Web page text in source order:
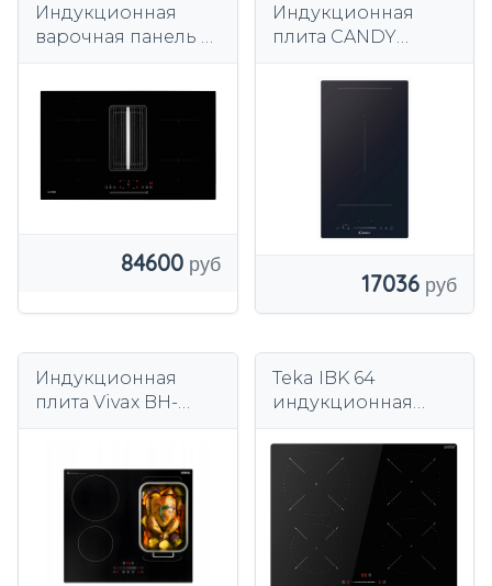
Индукционная
варочная панель с
IDV6083bc 83 см
ЧЕРНАЯ
84600
Индукционная
плита CANDY
17036
Индукционная
плита Vivax BH-
Teka IBK 64
индукционная
кВт 4 зоны